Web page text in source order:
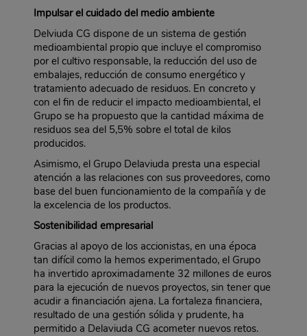
Impulsar el cuidado del medio ambiente
Delviuda CG dispone de un sistema de gestión
medioambiental propio que incluye el compromiso
por el cultivo responsable, la reducción del uso de
embalajes, reducción de consumo energético y
tratamiento adecuado de residuos. En concreto y
con el fin de reducir el impacto medioambiental, el
Grupo se ha propuesto que la cantidad máxima de
residuos sea del 5,5% sobre el total de kilos
producidos.
Asimismo, el Grupo Delaviuda presta una especial
atención a las relaciones con sus proveedores, como
base del buen funcionamiento de la compañía y de
la excelencia de los productos.
Sostenibilidad empresarial
Gracias al apoyo de los accionistas, en una época
tan difícil como la hemos experimentado, el Grupo
ha invertido aproximadamente 32 millones de euros
para la ejecución de nuevos proyectos, sin tener que
acudir a financiación ajena. La fortaleza financiera,
resultado de una gestión sólida y prudente, ha
permitido a Delaviuda CG acometer nuevos retos.